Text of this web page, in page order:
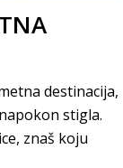
destinacija,
stigla.
znaš koju